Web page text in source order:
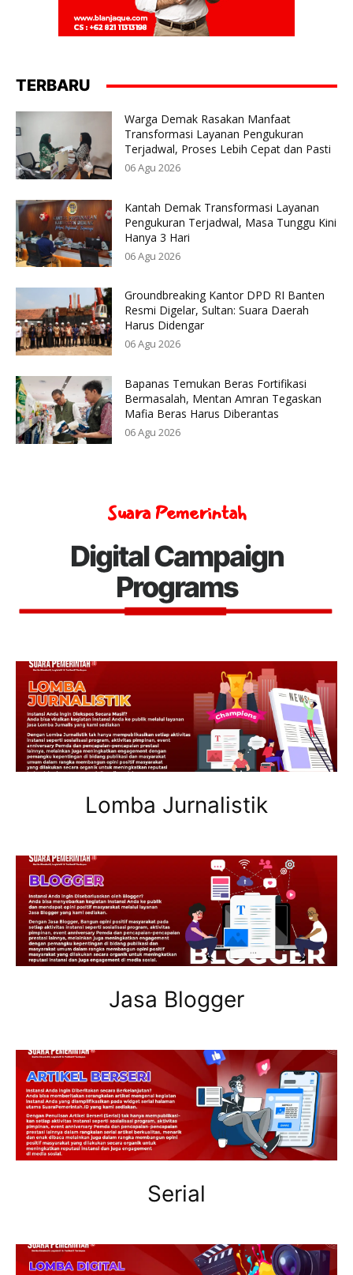
TERBARU
Warga Demak Rasakan Manfaat
Transformasi Layanan Pengukuran
Terjadwal, Proses Lebih Cepat dan Pasti
06 Agu 2026
Kantah Demak Transformasi Layanan
Pengukuran Terjadwal, Masa Tunggu Kini
Hanya 3 Hari
06 Agu 2026
Groundbreaking Kantor DPD RI Banten
Resmi Digelar, Sultan: Suara Daerah
Harus Didengar
06 Agu 2026
Bapanas Temukan Beras Fortifikasi
Bermasalah, Mentan Amran Tegaskan
Mafia Beras Harus Diberantas
06 Agu 2026
Suara Pemerintah
Digital Campaign
Programs
Lomba Jurnalistik
Jasa Blogger
Serial